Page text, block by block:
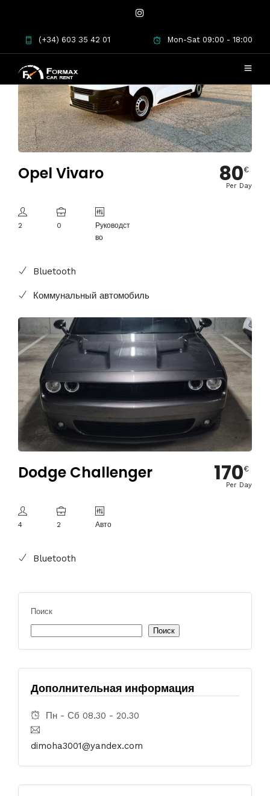
(+34) 603 35 42 01 Mon-Sat 09:00 - 18:00
Opel Vivaro
2 0
Руководст
во
Bluetooth
Коммунальный автомобиль
80€
Per Day
Dodge Challenger
4 2 Авто
Bluetooth
170€
Per Day
Поиск
Поиск
Дополнительная информация
Пн - Сб 08.30 - 20.30
dimoha3001@yandex.com